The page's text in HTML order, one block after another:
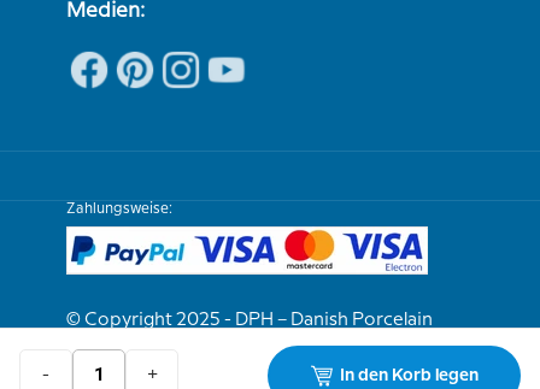
- + In den Korb legen
Medien:
Zahlungsweise:
© Copyright 2025 - DPH – Danish Porcelain